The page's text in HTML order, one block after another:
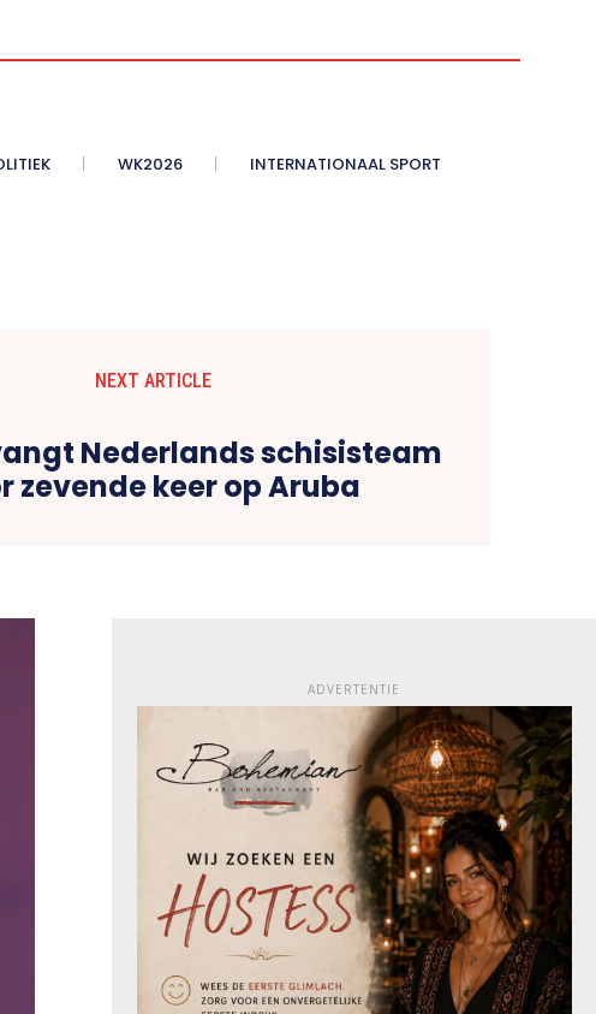
WK2026 INTERNATIONAAL SPORT
NEXT ARTICLE
Nederlands schisisteam
zevende keer op Aruba